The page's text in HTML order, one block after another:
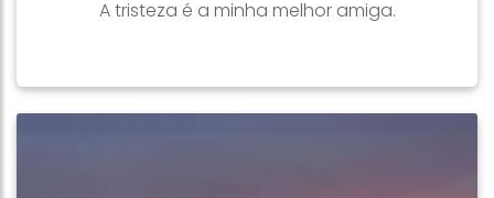
A tristeza é a minha melhor amiga.